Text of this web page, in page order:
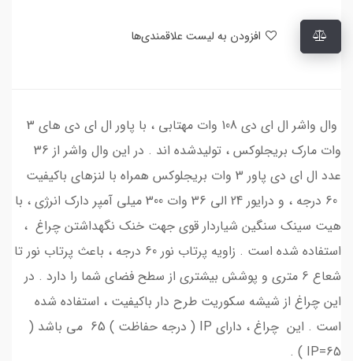
وال واشر ال ای دی 108 وات مهتابی ، با پاور ال ای دی های 3
وات مارک بریجلوکس ، تولیدشده اند . در این وال واشر از 36
عدد ال ای دی پاور 3 وات بریجلوکس همراه با لنزهای باکیفیت
60 درجه ، و درایور 24 الی 36 وات 300 میلی آمپر دارک انرژی ، با
هیت سینک سنگین شیاردار قوی جهت خنک نگهداشتن چراغ ،
استفاده شده است . زاویه پرتاب نور 60 درجه ، باعث پرتاب نور تا
شعاع 6 متری و پوشش بیشتری از سطح فضای شما را دارد . در
این چراغ از شیشه سکوریت طرح دار باکیفیت ، استفاده شده
است . این چراغ ، دارای IP ( درجه حفاظت ) 65 می باشد (
IP=65 ) .